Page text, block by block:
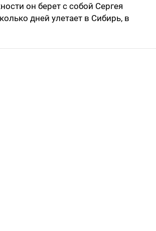
он берет с собой Сергея
дней улетает в Сибирь, в